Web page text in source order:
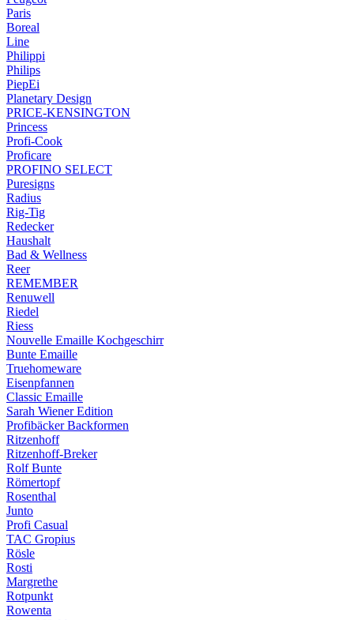
Paris
Boreal
Line
Philippi
Philips
PiepEi
Planetary Design
PRICE-KENSINGTON
Princess
Profi-Cook
Proficare
PROFINO SELECT
Puresigns
Radius
Rig-Tig
Redecker
Haushalt
Bad & Wellness
Reer
REMEMBER
Renuwell
Riedel
Riess
Nouvelle Emaille Kochgeschirr
Bunte Emaille
Truehomeware
Eisenpfannen
Classic Emaille
Sarah Wiener Edition
Profibäcker Backformen
Ritzenhoff
Ritzenhoff-Breker
Rolf Bunte
Römertopf
Rosenthal
Junto
Profi Casual
TAC Gropius
Rösle
Rosti
Margrethe
Rotpunkt
Rowenta